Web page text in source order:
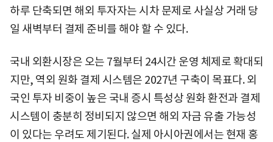
하루 단축되면 해외 투자자는 시차 문제로 사실상 거래 당
일 새벽부터 결제 준비를 해야 할 수 있다.
국내 외환시장은 오는 7월부터 24시간 운영 체제로 확대되
지만, 역외 원화 결제 시스템은 2027년 구축이 목표다. 외
국인 투자 비중이 높은 국내 증시 특성상 원화 환전과 결제
시스템이 충분히 정비되지 않으면 해외 자금 유출 가능성
이 있다는 우려도 제기된다. 실제 아시아권에서는 현재 홍